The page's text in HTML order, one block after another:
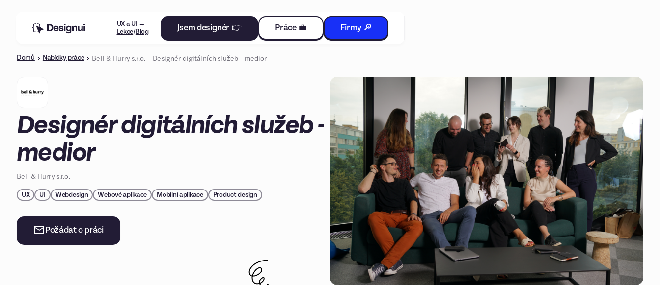
UX a UI →
Lekce/Blog Jsem designér 👉 Práce 💼 Firmy 🔎
Domů Nabídky práce Bell & Hurry s.r.o. – Designér digitálních služeb - medior
Designér digitálních služeb -
medior
Bell & Hurry s.r.o.
UX UI Webdesign Webové aplikace Mobilní aplikace Product design
Požádat o práci